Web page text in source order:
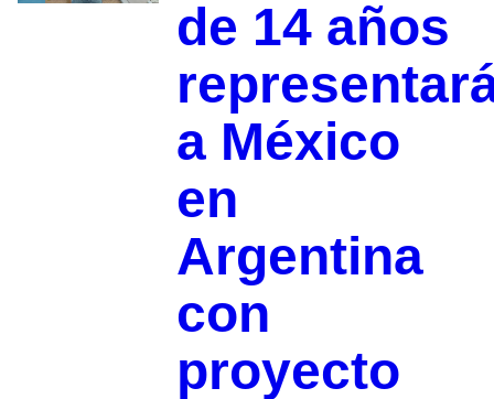
de 14 años
a México
en
Argentina
con
proyecto